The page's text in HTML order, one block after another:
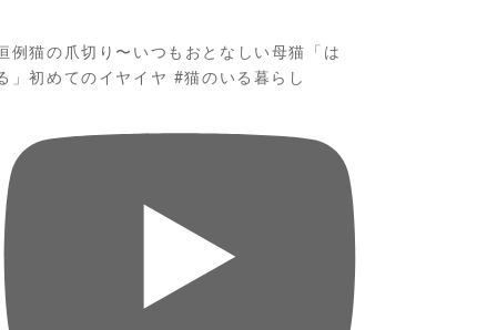
例猫の爪切り〜いつもおとなしい母猫「は
」初めてのイヤイヤ #猫のいる暮らし